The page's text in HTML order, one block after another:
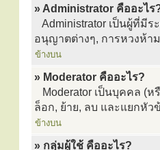
» Administrator คืออะไร
Administrator เป็นผู้ที่มี
อนุญาตต่างๆ, การหวงห้า
ข้างบน
» Moderator คืออะไร?
Moderator เป็นบุคคล (
ล็อก, ย้าย, ลบ และแยกหั
ข้างบน
» กลุ่มผู้ใช้ คืออะไร?